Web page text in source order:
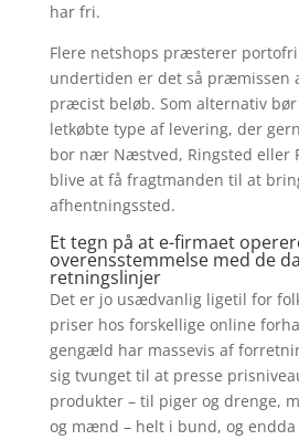
har fri.
Flere netshops præsterer
undertiden er det så præmissen
præcist beløb. Som alternativ
letkøbte type af levering, der
bor nær Næstved, Ringsted eller
blive at få fragtmanden til at
afhentningssted.
Et tegn på at e-firmaet
overensstemmelse med de
retningslinjer
Det er jo usædvanlig ligetil for
priser hos forskellige online
gengæld har massevis af
sig tvunget til at presse
produkter – til piger og drenge,
og mænd – helt i bund, og endda